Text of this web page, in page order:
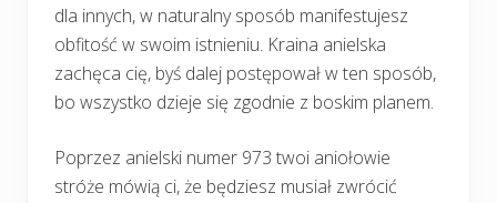
dla innych, w naturalny sposób manifestujesz
obfitość w swoim istnieniu. Kraina anielska
zachęca cię, byś dalej postępował w ten sposób,
bo wszystko dzieje się zgodnie z boskim planem.
Poprzez anielski numer 973 twoi aniołowie
stróże mówią ci, że będziesz musiał zwrócić